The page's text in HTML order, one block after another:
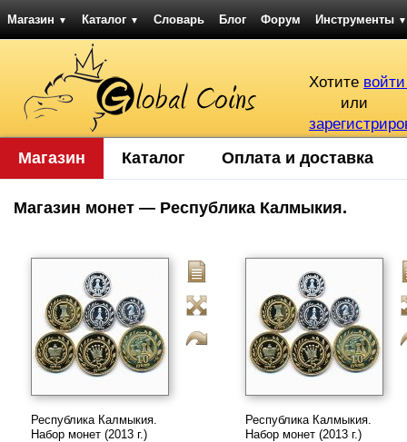
Магазин ▼ Каталог ▼ Словарь Блог Форум Инструменты ▼
Хотите
или
Магазин Каталог Оплата и доставка
Магазин монет — Республика Калмыкия.
Республика Калмыкия.
Набор монет (2013 г.)
Республика Калмыкия.
Набор монет (2013 г.)